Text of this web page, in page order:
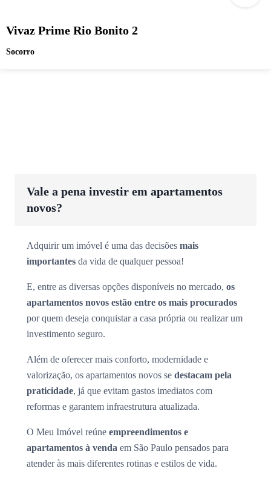
Vivaz Prime Rio Bonito 2
Socorro
Vale a pena investir em apartamentos
novos?
Adquirir um imóvel é uma das decisões mais
importantes da vida de qualquer pessoa!
E, entre as diversas opções disponíveis no mercado, os
apartamentos novos estão entre os mais procurados
por quem deseja conquistar a casa própria ou realizar um
investimento seguro.
Além de oferecer mais conforto, modernidade e
valorização, os apartamentos novos se destacam pela
praticidade, já que evitam gastos imediatos com
reformas e garantem infraestrutura atualizada.
O Meu Imóvel reúne empreendimentos e
apartamentos à venda em São Paulo pensados para
atender às mais diferentes rotinas e estilos de vida.